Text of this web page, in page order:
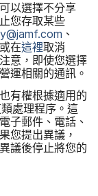
以​選擇​不分享​
您存取​某些​
@jamf.com 、​
在這​裡取消​
意，​即使​您​選擇​
運​相關​的​通訊。
有權​根據​適用​的​
處理​程序。​這​
子​郵件、​電話、​
您​提出​異議，​
議​後​停止​將​您​的​